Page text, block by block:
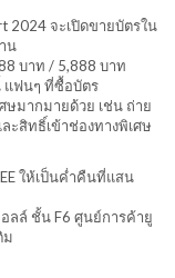
2024 จะเปิดขายบัตรใน
น
บาท / 5,888 บาท
แฟนๆ ที่ซื้อบัตร
ษมากมายด้วย เช่น ถ่าย
ะสิทธิ์เข้าช่องทางพิเศษ
ให้เป็นค่ำคืนที่แสน
ลล์ ชั้น F6 ศูนย์การค้ายู
ม